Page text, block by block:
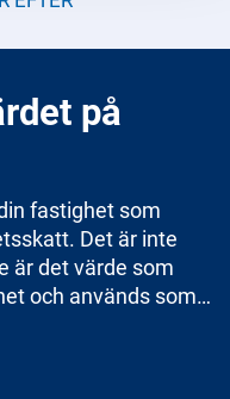
på
fastighet som
Det är inte
är det värde som
och används som
stämpelskatt när
spegla 75 % av